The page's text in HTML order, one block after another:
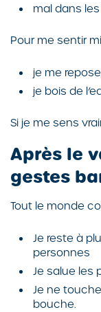
mal dans
Pour me sentir
je me
je bois de
Si je me sens
Après le
gestes
Tout le monde
Je reste à
personnes
Je salue les
Je ne
bouche.